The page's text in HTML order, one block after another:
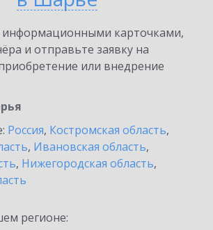
информационными карточками,
и отправьте заявку на
или внедрение
Россия, Костромская область,
, Ивановская область,
, Нижегородская область,
регионе: